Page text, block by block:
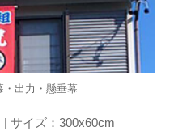
出力・懸垂幕
サイズ：300x60cm